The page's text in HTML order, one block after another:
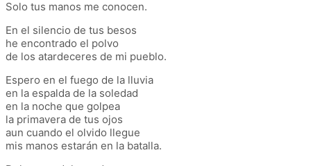
Solo tus manos me conocen.
En el silencio de tus besos
he encontrado el polvo
de los atardeceres de mi pueblo.
Espero en el fuego de la lluvia
en la espalda de la soledad
en la noche que golpea
la primavera de tus ojos
aun cuando el olvido llegue
mis manos estarán en la batalla.